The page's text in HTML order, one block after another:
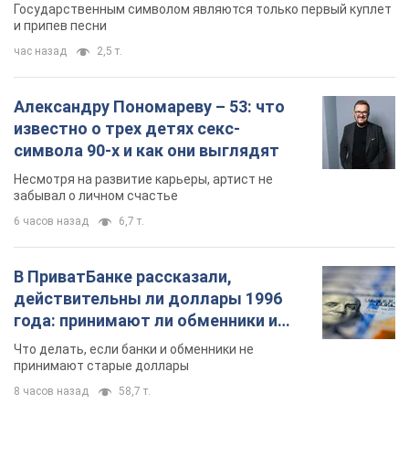
Государственным символом являются только первый куплет
и припев песни
час назад 2,5 т.
Александру Пономареву – 53: что
известно о трех детях секс-
символа 90-х и как они выглядят
Несмотря на развитие карьеры, артист не
забывал о личном счастье
6 часов назад 6,7 т.
В ПриватБанке рассказали,
действительны ли доллары 1996
года: принимают ли обменники и
банки такие купюры
Что делать, если банки и обменники не
принимают старые доллары
8 часов назад 58,7 т.